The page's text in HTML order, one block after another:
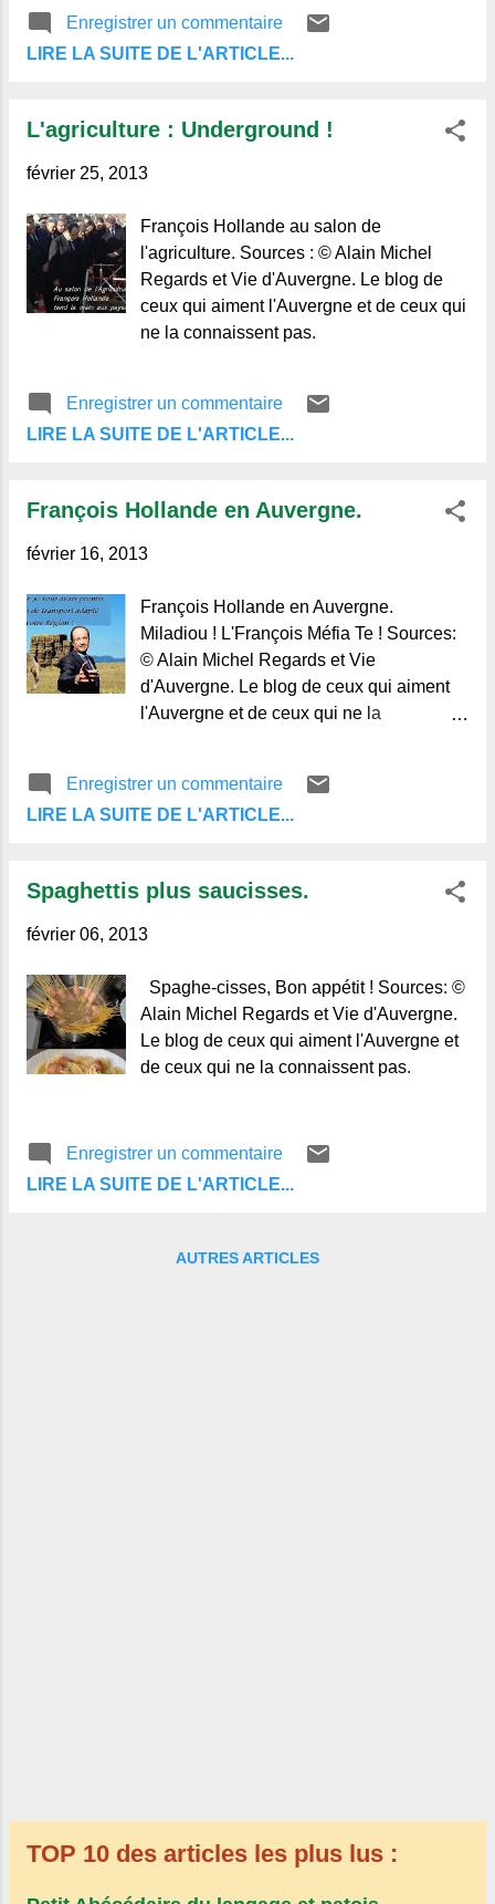
de ceux qui ne la connaissent pas.
Enregistrer un commentaire
LIRE LA SUITE DE L'ARTICLE...
L'agriculture : Underground !
février 25, 2013
François Hollande au salon de
l'agriculture. Sources : © Alain Michel
Regards et Vie d'Auvergne. Le blog de
ceux qui aiment l'Auvergne et de ceux qui
ne la connaissent pas.
Enregistrer un commentaire
LIRE LA SUITE DE L'ARTICLE...
François Hollande en Auvergne.
février 16, 2013
François Hollande en Auvergne.
Miladiou ! L'François Méfia Te ! Sources:
© Alain Michel Regards et Vie
d'Auvergne. Le blog de ceux qui aiment
l'Auvergne et de ceux qui ne la
Enregistrer un commentaire
LIRE LA SUITE DE L'ARTICLE...
Spaghettis plus saucisses.
février 06, 2013
Spaghe-cisses, Bon appétit ! Sources: ©
Alain Michel Regards et Vie d'Auvergne.
Le blog de ceux qui aiment l'Auvergne et
de ceux qui ne la connaissent pas.
Enregistrer un commentaire
LIRE LA SUITE DE L'ARTICLE...
AUTRES ARTICLES
TOP 10 des articles les plus lus :